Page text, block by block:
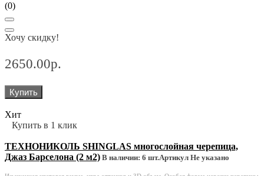
(0)
Хочу скидку!
2650.00р.
Купить
Хит
Купить в 1 клик
ТЕХНОНИКОЛЬ SHINGLAS многослойная черепица,
Джаз Барселона (2 м2) В наличии: 6 шт.Артикул Не указано